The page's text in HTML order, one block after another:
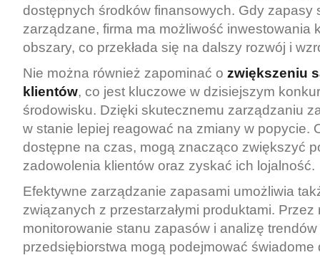
dostępnych środków finansowych. Gdy zapasy
zarządzane, firma ma możliwość inwestowania
obszary, co przekłada się na dalszy rozwój i
Nie można również zapominać o zwiększeniu
klientów, co jest kluczowe w dzisiejszym
środowisku. Dzięki skutecznemu zarządzaniu
w stanie lepiej reagować na zmiany w popycie.
dostępne na czas, mogą znacząco zwiększyć
zadowolenia klientów oraz zyskać ich lojalność.
Efektywne zarządzanie zapasami umożliwia
związanych z przestarzałymi produktami. Przez
monitorowanie stanu zapasów i analizę
przedsiębiorstwa mogą podejmować świadome